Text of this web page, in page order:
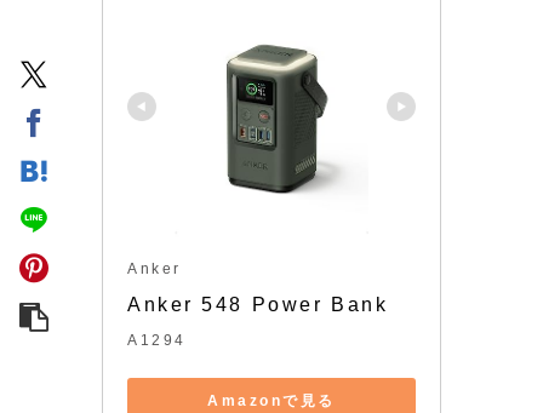
Anker
Anker 548 Power Bank
A1294
Amazonで見る